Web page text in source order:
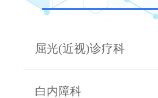
屈光(近视)诊疗科
白内障科